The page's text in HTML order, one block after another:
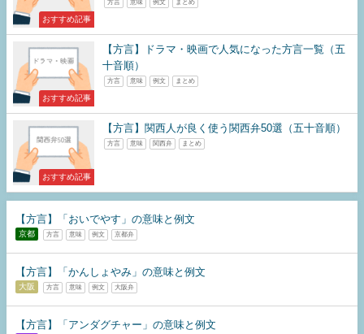
おすすめ記事
方言 意味 例文 まとめ
おすすめ記事
【方言】ドラマ・映画で人気になった方言一覧（五
十音順）
方言 意味 例文 まとめ
おすすめ記事
【方言】関西人が良く使う関西弁50選（五十音順）
方言 意味 関西弁 まとめ
【方言】「おいでやす」の意味と例文
京都 方言 意味 例文 京都弁
【方言】「かんしょやみ」の意味と例文
大阪 方言 意味 例文 大阪弁
【方言】「アンダグチャー」の意味と例文